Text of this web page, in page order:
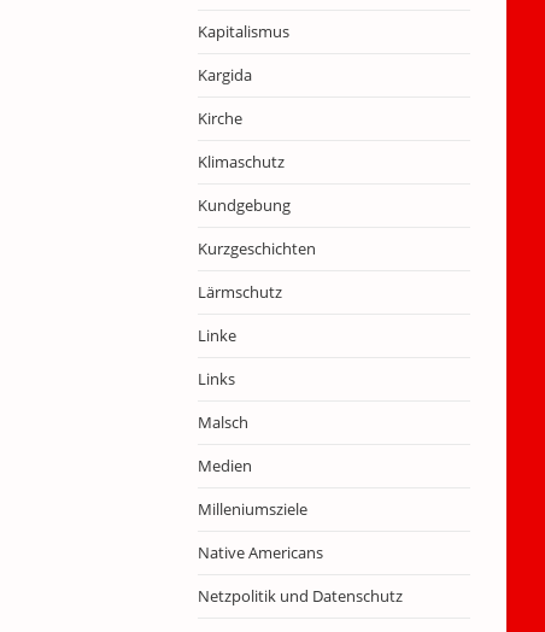
Kapitalismus
Kargida
Kirche
Klimaschutz
Kundgebung
Kurzgeschichten
Lärmschutz
Linke
Links
Malsch
Medien
Milleniumsziele
Native Americans
Netzpolitik und Datenschutz